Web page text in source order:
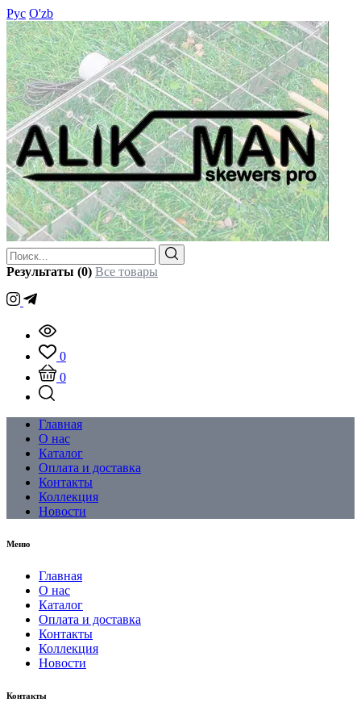
Рус O'zb
Результаты (0) Все товары
0
0
Главная
О нас
Каталог
Оплата и доставка
Контакты
Коллекция
Новости
Меню
Главная
О нас
Каталог
Оплата и доставка
Контакты
Коллекция
Новости
Контакты